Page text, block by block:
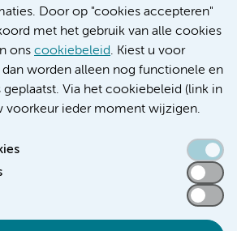
Door op "cookies accepteren"
met het gebruik van alle cookies
ons cookiebeleid. Kiest u voor
dan worden alleen nog functionele en
Via het cookiebeleid (link in
voorkeur ieder moment wijzigen.